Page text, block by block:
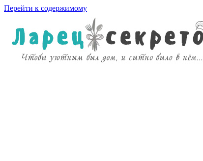
Перейти к содержимому